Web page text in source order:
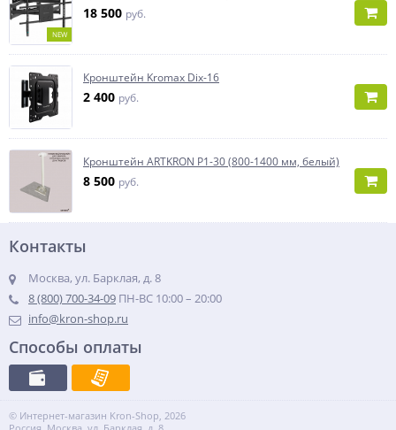
NEW
18 500 руб.
Кронштейн Kromax Dix-16
2 400 руб.
Кронштейн ARTKRON P1-30 (800-1400 мм, белый)
8 500 руб.
Контакты
Москва, ул. Барклая, д. 8
8 (800) 700-34-09 ПН-ВС 10:00 – 20:00
info@kron-shop.ru
Способы оплаты
© Интернет-магазин Kron-Shop, 2026